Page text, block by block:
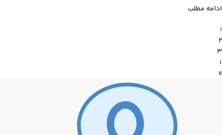
ادامه مطلب
1
2
3
›
»